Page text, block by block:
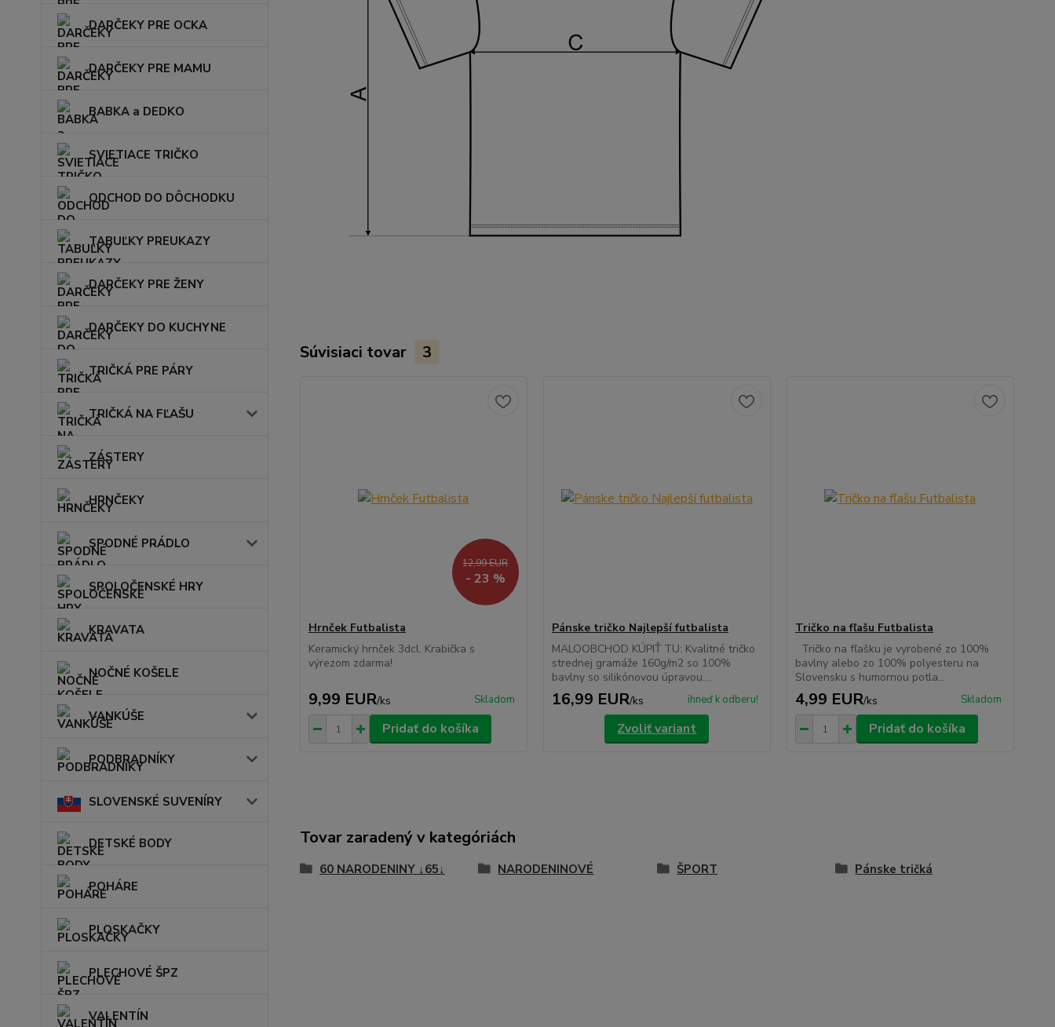
DARČEKY PRE OCKA
DARČEKY PRE MAMU
BABKA a DEDKO
SVIETIACE TRIČKO
ODCHOD DO DÔCHODKU
TABUĽKY PREUKAZY
DARČEKY PRE ŽENY
DARČEKY DO KUCHYNE
TRIČKÁ PRE PÁRY
TRIČKÁ NA FĽAŠU
ZÁSTERY
HRNČEKY
SPODNÉ PRÁDLO
SPOLOČENSKÉ HRY
KRAVATA
NOČNÉ KOŠELE
VANKÚŠE
PODBRADNÍKY
SLOVENSKÉ SUVENÍRY
DETSKÉ BODY
POHÁRE
PLOSKAČKY
PLECHOVÉ ŠPZ
VALENTÍN
Súvisiaci tovar 3
12,99 EUR
- 23 %
Hrnček Futbalista
Keramický hrnček 3dcl. Krabička s
výrezom zdarma!
9,99 EUR/ks Skladom
Pridať do košíka
Pánske tričko Najlepší futbalista
MALOOBCHOD KÚPIŤ TU: Kvalitné tričko
strednej gramáže 160g/m2 so 100%
bavlny so silikónovou úpravou....
16,99 EUR/ks ihneď k odberu!
Zvoliť variant
Tričko na fľašu Futbalista
Tričko na fľašku je vyrobené zo 100%
bavlny alebo zo 100% polyesteru na
Slovensku s humornou potla...
4,99 EUR/ks Skladom
Pridať do košíka
Tovar zaradený v kategóriách
60 NARODENINY ↓65↓ NARODENINOVÉ ŠPORT Pánske tričká